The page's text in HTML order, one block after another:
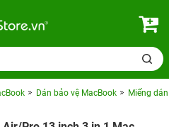
Dán bảo vệ MacBook Miếng